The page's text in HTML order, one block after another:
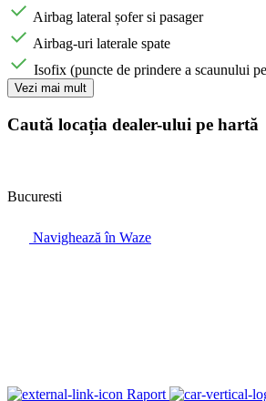
Airbag lateral șofer si pasager
Airbag-uri laterale spate
Isofix (puncte de prindere a scaunului
Vezi mai mult
Caută locația dealer-ului pe hartă
Bucuresti
Navighează în Waze
Raport